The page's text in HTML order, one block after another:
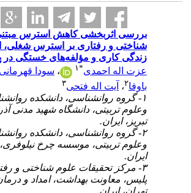
بررسی اثربخشی کاهش استرس مبتنی
شناختی و رفتاری بر استرس شغلی،
زندگی کاری و مؤلفه‌های خستگی در
عزت اله احمدی* ۱ ،سودا قهرمانی
باوفا۲،آیت اله فتحی
۱- گروه روانشناسی، دانشکده
وعلوم تربیتی، دانشگاه شهید مدنی
تبریز، ایران.
۲- گروه روانشناسی، دانشکده
وعلوم تربیتی، موسسه چرخ نیلوفری،
ایران.
۳- مرکز تحقیقات علوم شناختی و
پلیس، معاونت بهداشت، امداد و درمان
تهران، ایران.